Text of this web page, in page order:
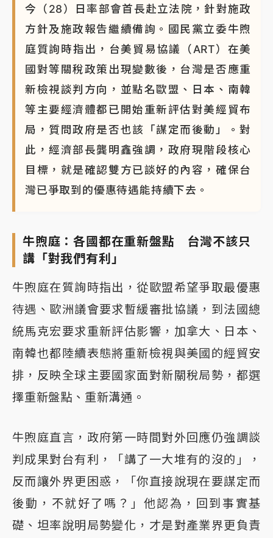
今（28）日率部會首長赴立法院，針對施政
方針及施政報告繼續備詢。國民黨立委牛煦
庭質詢時指出，台美貿易協議（ART）在美
國對等關稅政策出現變數後，台灣是否應重
新檢視談判方向，並點名歐盟、日本、南韓
等主要經濟體都已開始重新評估對美經貿布
局，質問政府是否也該「謀定而後動」。對
此，經濟部長龔明鑫強調，政府現階段核心
目標，就是確認雙方已談好的內容，確保台
灣已爭取到的優惠待遇能持續下去。
牛煦庭：各國都在重新盤點 台灣不該只
講「對我們有利」
牛煦庭在質詢時指出，從歐盟希望爭取最優惠
待遇、歐洲議會要求暫緩審批協議，到法國總
統馬克宏要求重新評估影響，加拿大、日本、
南韓也都陸續表態將重新檢視與美國的經貿安
排，反映全球主要國家面對新關稅局勢，都選
擇重新盤點、重新溝通。
牛煦庭直言，政府第一時間對外回應仍強調談
判成果對台有利，「講了一大堆有的沒的」，
反而讓外界更困惑，「你直接說現在要謀定而
後動，不就好了嗎？」他認為，回到事實基
礎、坦率說明局勢變化，才是對產業界更負責